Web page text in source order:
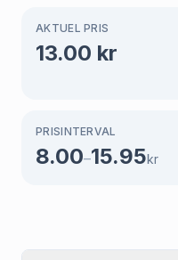
AKTUEL PRIS
13.00 kr
PRISINTERVAL
8.00–15.95kr